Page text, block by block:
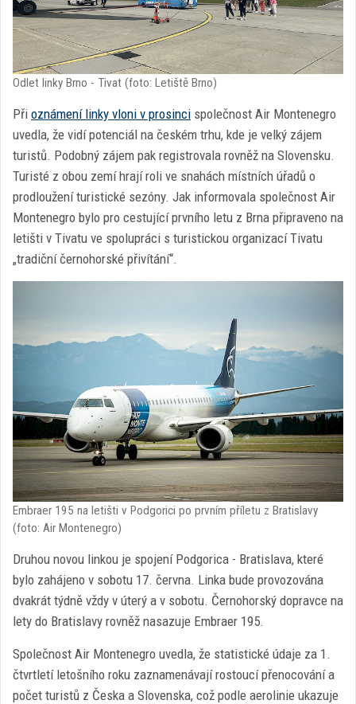
Odlet linky Brno - Tivat (foto: Letiště Brno)
Při oznámení linky vloni v prosinci společnost Air Montenegro
uvedla, že vidí potenciál na českém trhu, kde je velký zájem
turistů. Podobný zájem pak registrovala rovněž na Slovensku.
Turisté z obou zemí hrají roli ve snahách místních úřadů o
prodloužení turistické sezóny. Jak informovala společnost Air
Montenegro bylo pro cestující prvního letu z Brna připraveno na
letišti v Tivatu ve spolupráci s turistickou organizací Tivatu
„tradiční černohorské přivítání“.
Embraer 195 na letišti v Podgorici po prvním příletu z Bratislavy
(foto: Air Montenegro)
Druhou novou linkou je spojení Podgorica - Bratislava, které
bylo zahájeno v sobotu 17. června. Linka bude provozována
dvakrát týdně vždy v úterý a v sobotu. Černohorský dopravce na
lety do Bratislavy rovněž nasazuje Embraer 195.
Společnost Air Montenegro uvedla, že statistické údaje za 1.
čtvrtletí letošního roku zaznamenávají rostoucí přenocování a
počet turistů z Česka a Slovenska, což podle aerolinie ukazuje